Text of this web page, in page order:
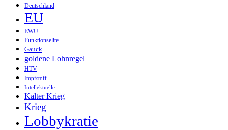
Deutschland
EU
EWU
Funktionselite
Gauck
goldene Lohnregel
HTV
Impfstoff
Intellektuelle
Kalter Krieg
Krieg
Lobbykratie